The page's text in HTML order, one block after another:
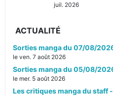
juil. 2026
ACTUALITÉ
Sorties manga du 07/08/
le ven. 7 août 2026
Sorties manga du 05/08/
le mer. 5 août 2026
Les critiques manga du staff